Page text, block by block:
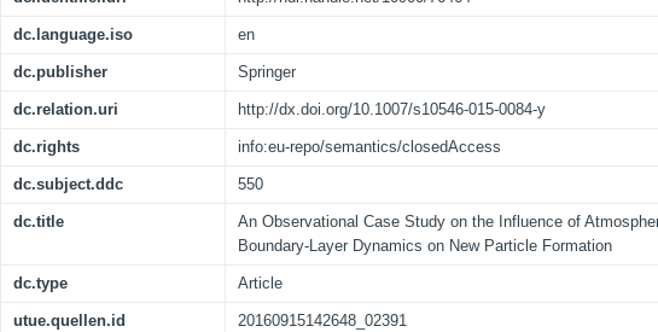
dc.language.iso en
dc.publisher Springer
dc.relation.uri http://dx.doi.org/10.1007/s10546-015-0084-y
dc.rights info:eu-repo/semantics/closedAccess
dc.subject.ddc 550
dc.title
An Observational Case Study on the Influence of
Boundary-Layer Dynamics on New Particle Formation
dc.type Article
utue.quellen.id 20160915142648_02391